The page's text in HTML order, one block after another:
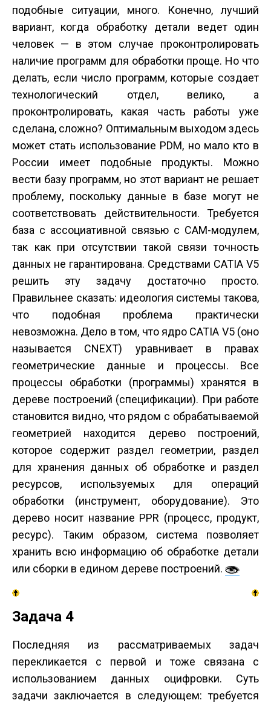
подобные ситуации, много. Конечно, лучший
вариант, когда обработку детали ведет один
человек — в этом случае проконтролировать
наличие программ для обработки проще. Но что
делать, если число программ, которые создает
технологический отдел, велико, а
проконтролировать, какая часть работы уже
сделана, сложно? Оптимальным выходом здесь
может стать использование PDM, но мало кто в
России имеет подобные продукты. Можно
вести базу программ, но этот вариант не решает
проблему, поскольку данные в базе могут не
соответствовать действительности. Требуется
база с ассоциативной связью с CAM-модулем,
так как при отсутствии такой связи точность
данных не гарантирована. Средствами CATIA V5
решить эту задачу достаточно просто.
Правильнее сказать: идеология системы такова,
что подобная проблема практически
невозможна. Дело в том, что ядро CATIA V5 (оно
называется CNEXT) уравнивает в правах
геометрические данные и процессы. Все
процессы обработки (программы) хранятся в
дереве построений (спецификации). При работе
становится видно, что рядом с обрабатываемой
геометрией находится дерево построений,
которое содержит раздел геометрии, раздел
для хранения данных об обработке и раздел
ресурсов, используемых для операций
обработки (инструмент, оборудование). Это
дерево носит название PPR (процесс, продукт,
ресурс). Таким образом, система позволяет
хранить всю информацию об обработке детали
или сборки в едином дереве построений.
Задача 4
Последняя из рассматриваемых задач
перекликается с первой и тоже связана с
использованием данных оцифровки. Суть
задачи заключается в следующем: требуется